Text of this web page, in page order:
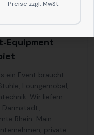
Equipment
ein Event braucht:
Loungemöbel,
Wir liefern
Darmstadt,
Rhein-Main-
private
Preise zzgl. MwSt.